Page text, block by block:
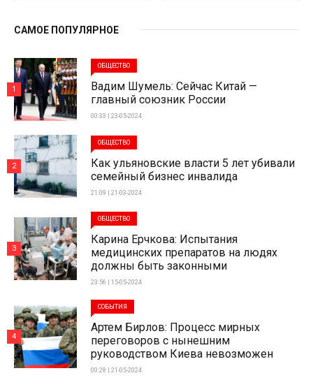
САМОЕ ПОПУЛЯРНОЕ
ОБЩЕСТВО
Вадим Шумель: Сейчас Китай —
главный союзник России
00:33 | 23-05-2024
1
ОБЩЕСТВО
Как ульяновские власти 5 лет убивали
семейный бизнес инвалида
21:09 | 21-03-2024
2
ОБЩЕСТВО
Карина Ерчкова: Испытания
медицинских препаратов на людях
должны быть законными
23:56 | 15-05-2024
3
СОБЫТИЯ
Артем Бирлов: Процесс мирных
переговоров с нынешним
руководством Киева невозможен
00:28 | 21-05-2024
4